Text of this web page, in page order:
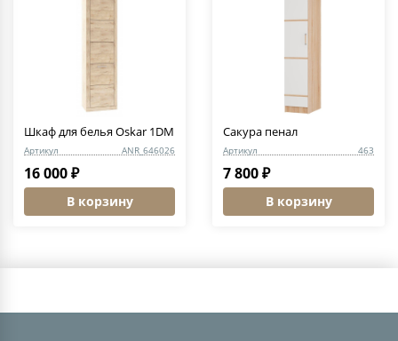
Шкаф для белья Oskar 1DM
Артикул ANR_646026
16 000 ₽
В корзину
Сакура пенал
Артикул 463
7 800 ₽
В корзину